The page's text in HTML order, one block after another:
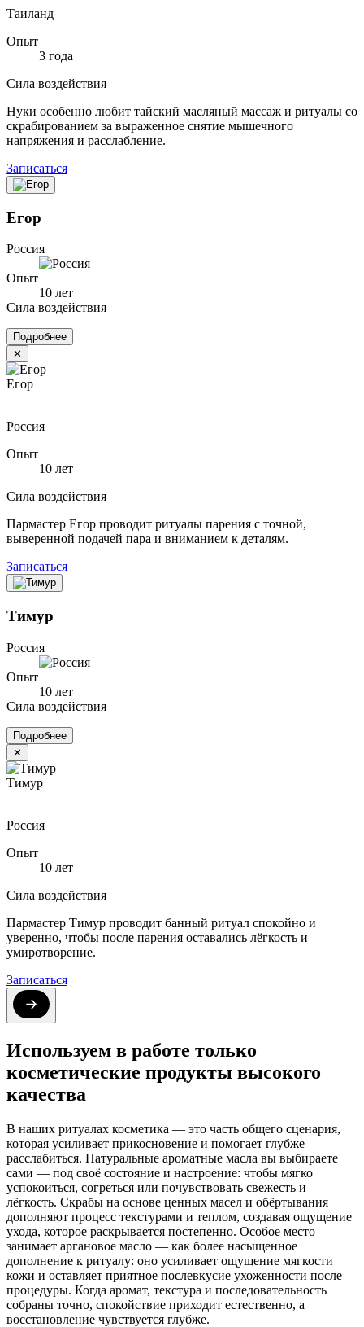
Таиланд
Опыт
3 года
Сила воздействия
Нуки особенно любит тайский масляный массаж и ритуалы со
скрабированием за выраженное снятие мышечного
напряжения и расслабление.
Записаться
Егор
Россия
Опыт
10 лет
Сила воздействия
Подробнее
✕
Егор
Россия
Опыт
10 лет
Сила воздействия
Пармастер Егор проводит ритуалы парения с точной,
выверенной подачей пара и вниманием к деталям.
Записаться
Тимур
Россия
Опыт
10 лет
Сила воздействия
Подробнее
✕
Тимур
Россия
Опыт
10 лет
Сила воздействия
Пармастер Тимур проводит банный ритуал спокойно и
уверенно, чтобы после парения оставались лёгкость и
умиротворение.
Записаться
Используем в работе только
косметические продукты высокого
качества
В наших ритуалах косметика — это часть общего сценария,
которая усиливает прикосновение и помогает глубже
расслабиться. Натуральные ароматные масла вы выбираете
сами — под своё состояние и настроение: чтобы мягко
успокоиться, согреться или почувствовать свежесть и
лёгкость. Скрабы на основе ценных масел и обёртывания
дополняют процесс текстурами и теплом, создавая ощущение
ухода, которое раскрывается постепенно. Особое место
занимает аргановое масло — как более насыщенное
дополнение к ритуалу: оно усиливает ощущение мягкости
кожи и оставляет приятное послевкусие ухоженности после
процедуры. Когда аромат, текстура и последовательность
собраны точно, спокойствие приходит естественно, а
восстановление чувствуется глубже.